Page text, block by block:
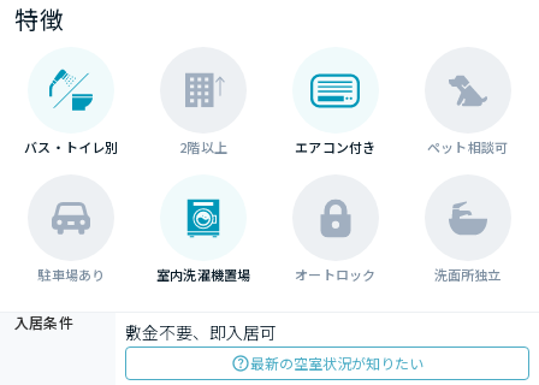
特徴
バス・トイレ別 2階以上 エアコン付き ペット相談可
駐車場あり 室内洗濯機置場 オートロック 洗面所独立
入居条件 敷金不要、即入居可
最新の空室状況が知りたい